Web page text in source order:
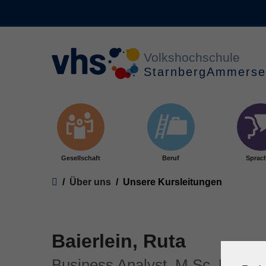
Gesellschaft Beruf
You are here:
Über uns Unsere Kursleitungen
Baierlein, Ruta